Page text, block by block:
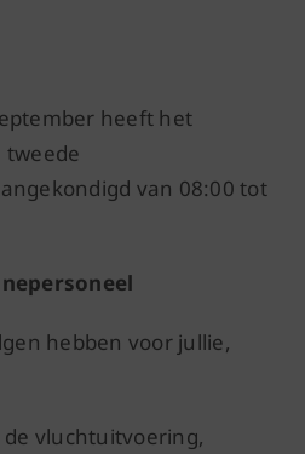
heeft het
tweede
van 08:00 tot
hebben voor jullie,
vluchtuitvoering,